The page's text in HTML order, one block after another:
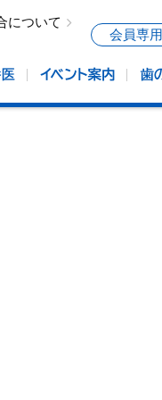
について
会員専用